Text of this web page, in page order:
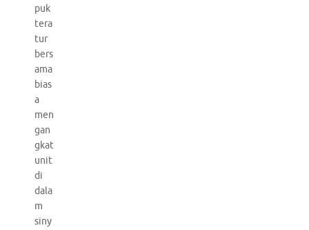
puk
tera
tur
bers
ama
bias
a
men
gan
gkat
unit
di
dala
m
siny